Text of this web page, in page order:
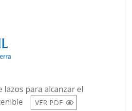
lazos para alcanzar el
VER PDF